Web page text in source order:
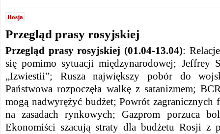
Rosja
Przegląd prasy rosyjskiej
Przegląd prasy rosyjskiej (01.04-13.04):
się pomimo sytuacji międzynarodowej; Jeffrey
„Izwiestii”; Rusza największy pobór do
Państwowa rozpoczęła walkę z satanizmem;
mogą nadwyrężyć budżet; Powrót zagranicznych
na zasadach rynkowych; Gazprom porzuca
Ekonomiści szacują straty dla budżetu Rosji z